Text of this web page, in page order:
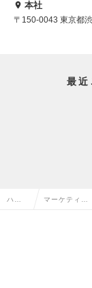
本社
〒150-0043 東京都
最近
ハイク マーケティン